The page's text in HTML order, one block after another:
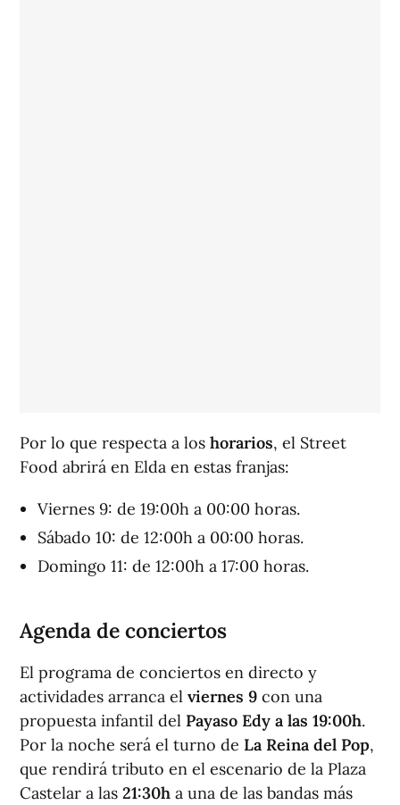
Por lo que respecta a los horarios, el Street
Food abrirá en Elda en estas franjas:
Viernes 9: de 19:00h a 00:00 horas.
Sábado 10: de 12:00h a 00:00 horas.
Domingo 11: de 12:00h a 17:00 horas.
Agenda de conciertos
El programa de conciertos en directo y
actividades arranca el viernes 9 con una
propuesta infantil del Payaso Edy a las 19:00h.
Por la noche será el turno de La Reina del Pop,
que rendirá tributo en el escenario de la Plaza
Castelar a las 21:30h a una de las bandas más